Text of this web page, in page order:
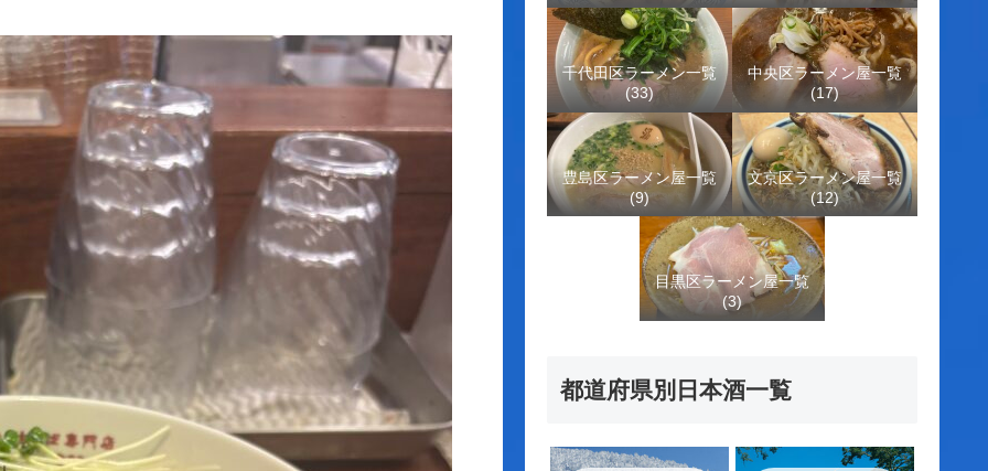
千代田区ラーメン一覧
(33)
中央区ラーメン屋一覧
(17)
豊島区ラーメン屋一覧
(9)
文京区ラーメン屋一覧
(12)
目黒区ラーメン屋一覧
(3)
都道府県別日本酒一覧